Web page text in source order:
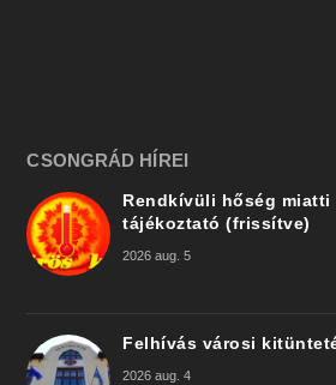
CSONGRÁD HÍREI
Rendkívüli hőség miatti
tájékoztató (frissítve)
2026 aug. 5
Felhívás városi
2026 aug. 4